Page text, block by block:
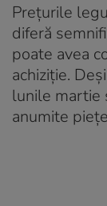
Prețurile
diferă
poate avea
achiziție.
lunile martie
anumite